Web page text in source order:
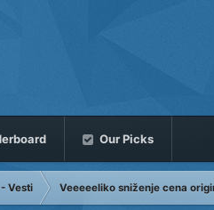
Our Picks
Vesti Veeeeeliko sniženje cena